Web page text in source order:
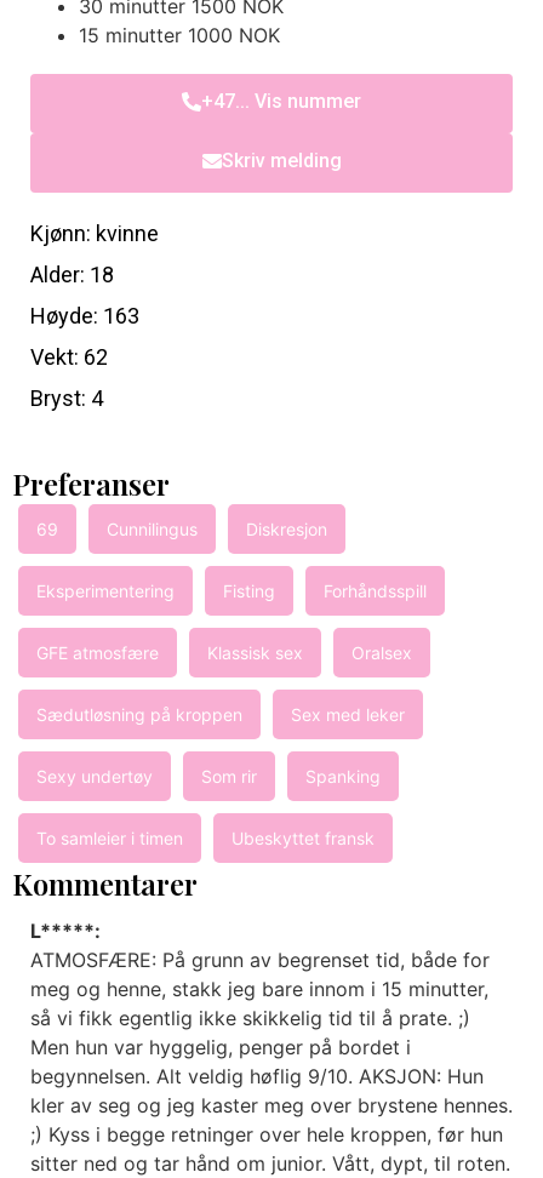
30 minutter 1500 NOK
15 minutter 1000 NOK
+47... Vis nummer
Skriv melding
Kjønn: kvinne
Alder: 18
Høyde: 163
Vekt: 62
Bryst: 4
Preferanser
69 Cunnilingus Diskresjon
Eksperimentering Fisting Forhåndsspill
GFE atmosfære Klassisk sex Oralsex
Sædutløsning på kroppen Sex med leker
Sexy undertøy Som rir Spanking
To samleier i timen Ubeskyttet fransk
Kommentarer
L*****:
ATMOSFÆRE: På grunn av begrenset tid, både for
meg og henne, stakk jeg bare innom i 15 minutter,
så vi fikk egentlig ikke skikkelig tid til å prate. ;)
Men hun var hyggelig, penger på bordet i
begynnelsen. Alt veldig høflig 9/10. AKSJON: Hun
kler av seg og jeg kaster meg over brystene hennes.
;) Kyss i begge retninger over hele kroppen, før hun
sitter ned og tar hånd om junior. Vått, dypt, til roten.